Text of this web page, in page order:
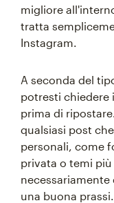
migliore
tratta
Instagram.
A seconda del
potresti chiedere
prima di
qualsiasi post
personali, come
privata o temi
una buona prassi.